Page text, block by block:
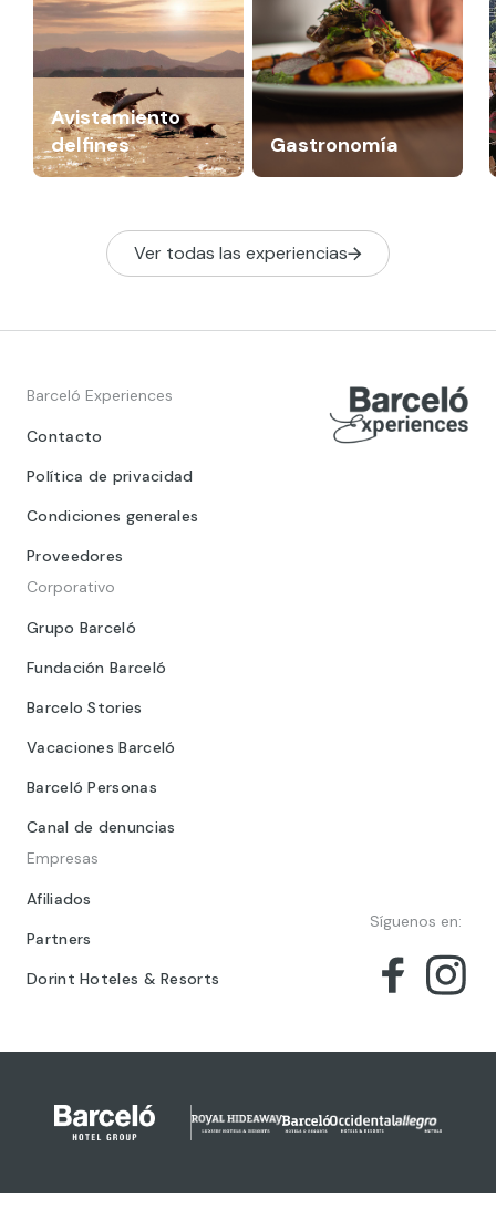
Gastronomía
Avistamiento
delfines
Ver todas las experiencias
Barceló Experiences
Contacto
Política de privacidad
Condiciones generales
Proveedores
Corporativo
Grupo Barceló
Fundación Barceló
Barcelo Stories
Vacaciones Barceló
Barceló Personas
Canal de denuncias
Empresas
Afiliados
Partners
Dorint Hoteles & Resorts
Síguenos en: